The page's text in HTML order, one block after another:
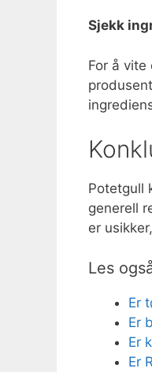
Sjekk
For å vite
Potetgull
generell
er
Les
Er
Er
Er
Er